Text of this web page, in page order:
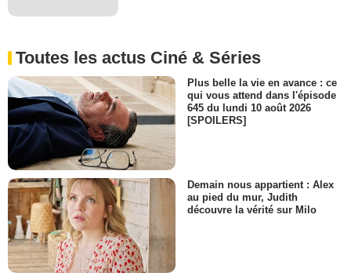
Toutes les actus Ciné & Séries
Plus belle la vie en avance : ce
qui vous attend dans l'épisode
645 du lundi 10 août 2026
[SPOILERS]
Demain nous appartient : Alex
au pied du mur, Judith
découvre la vérité sur Milo